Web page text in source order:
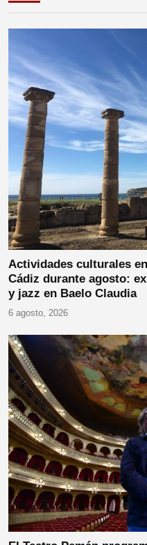
Actividades culturales
Cádiz durante agosto:
y jazz en Baelo Claudia
6 agosto, 2026